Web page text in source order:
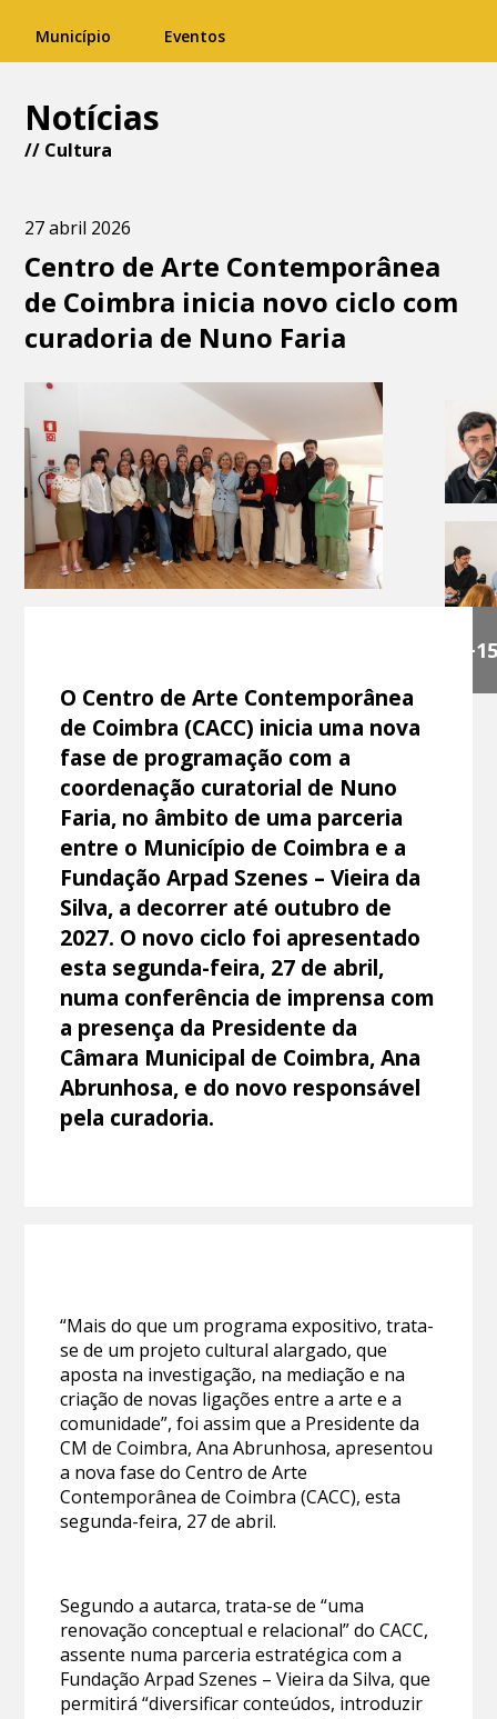
Município Eventos
Notícias
// Cultura
27 abril 2026
Centro de Arte Contemporânea
de Coimbra inicia novo ciclo com
curadoria de Nuno Faria
+15
O Centro de Arte Contemporânea
de Coimbra (CACC) inicia uma nova
fase de programação com a
coordenação curatorial de Nuno
Faria, no âmbito de uma parceria
entre o Município de Coimbra e a
Fundação Arpad Szenes – Vieira da
Silva, a decorrer até outubro de
2027. O novo ciclo foi apresentado
esta segunda-feira, 27 de abril,
numa conferência de imprensa com
a presença da Presidente da
Câmara Municipal de Coimbra, Ana
Abrunhosa, e do novo responsável
pela curadoria.
“Mais do que um programa expositivo, trata-
se de um projeto cultural alargado, que
aposta na investigação, na mediação e na
criação de novas ligações entre a arte e a
comunidade”, foi assim que a Presidente da
CM de Coimbra, Ana Abrunhosa, apresentou
a nova fase do Centro de Arte
Contemporânea de Coimbra (CACC), esta
segunda-feira, 27 de abril.
Segundo a autarca, trata-se de “uma
renovação conceptual e relacional” do CACC,
assente numa parceria estratégica com a
Fundação Arpad Szenes – Vieira da Silva, que
permitirá “diversificar conteúdos, introduzir